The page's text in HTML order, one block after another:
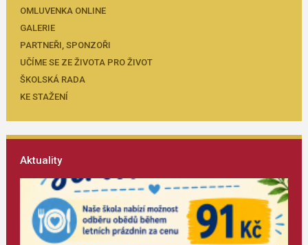
OMLUVENKA ONLINE
GALERIE
PARTNEŘI, SPONZOŘI
UČÍME SE ZE ŽIVOTA PRO ŽIVOT
ŠKOLSKÁ RADA
KE STAŽENÍ
Aktuality